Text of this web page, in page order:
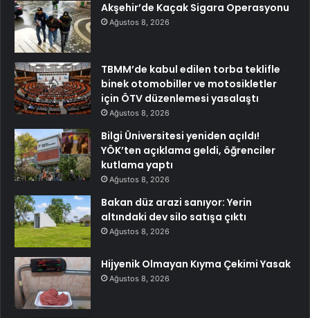
Akşehir’de Kaçak Sigara Operasyonu
Ağustos 8, 2026
TBMM’de kabul edilen torba teklifle
binek otomobiller ve motosikletler
için ÖTV düzenlemesi yasalaştı
Ağustos 8, 2026
Bilgi Üniversitesi yeniden açıldı!
YÖK’ten açıklama geldi, öğrenciler
kutlama yaptı
Ağustos 8, 2026
Bakan düz arazi sanıyor: Yerin
altındaki dev silo satışa çıktı
Ağustos 8, 2026
Hijyenik Olmayan Kıyma Çekimi Yasak
Ağustos 8, 2026